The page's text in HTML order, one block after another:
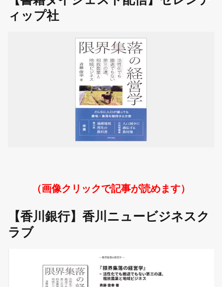
ィップ社
（画像クリックで記事が読めます）
【香川銀行】香川ニュービジネスク
ラブ